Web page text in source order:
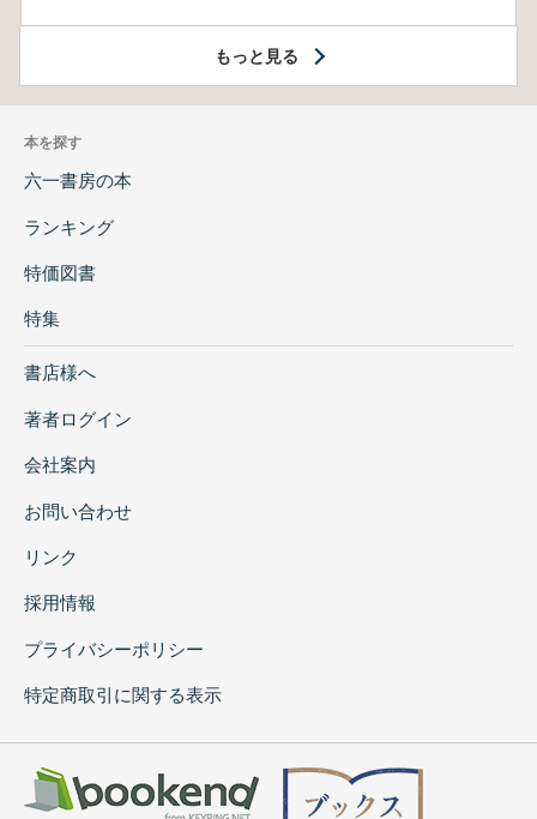
もっと見る
本を探す
六一書房の本
ランキング
特価図書
特集
書店様へ
著者ログイン
会社案内
お問い合わせ
リンク
採用情報
プライバシーポリシー
特定商取引に関する表示